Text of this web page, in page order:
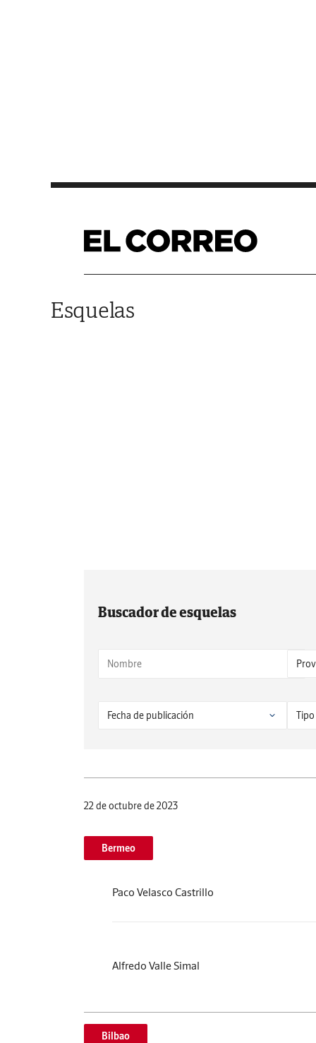
Esquelas
Buscador de esquelas
22 de octubre de 2023
Bermeo
Paco Velasco Castrillo
Alfredo Valle Simal
Bilbao